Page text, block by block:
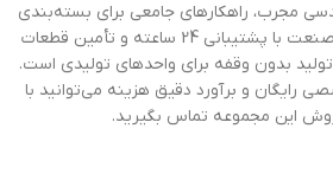
مجرب، راهکارهای جامعی برای بسته‌بندی
انواع شیر ارائه می‌دهد.کاراصنعت با پشتیبانی 24 ساعته و تأمین قطعات
بدون وقفه برای واحدهای تولیدی است.
رایگان و برآورد دقیق هزینه می‌توانید با
این مجموعه تماس بگیرید.